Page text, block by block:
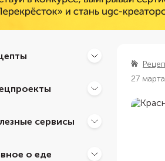
сервисы
о еде
27